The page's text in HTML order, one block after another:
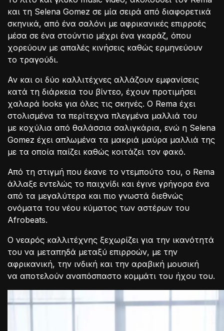
και τη Selena Gomez σε μία σειρά από διαφορετικά
σκηνικά, από ένα σαλόνι με αφρικανικές επιρροές
μέσα σε ένα στούντιο μέχρι ένα γκαράζ, όπου
χορεύουν με απαλές κινήσεις καθώς ερμηνεύουν
το τραγούδι.
Αν και οι δύο καλλιτέχνες αλλάζουν εμφανίσεις
κατά τη διάρκεια του βίντεο, έχουν προτιμήσει
χαλαρά looks για όλες τις σκηνές. Ο Rema έχει
στολισμένα τα περίτεχνα πλεγμένα μαλλιά του
με κοχύλια από θαλάσσια σαλιγκάρια, ενώ η Selena
Gomez έχει απλωμένα τα μακριά μαύρα μαλλιά της
με τα οποία παίζει καθώς κοιτάζει τον φακό.
Από τη στιγμή που έκανε το ντεμπούτο του, ο Rema
άλλαξε εντελώς το παιχνίδι και έγινε γρήγορα ένα
από τα μεγαλύτερα και πιο γνωστά διεθνώς
ονόματα του νέου κύματος των αστέρων του
Afrobeats.
Ο νεαρός καλλιτέχνης ξεχωρίζει για την ικανότητά
του να μεταπηδά μεταξύ επιρροών, με την
αφρικανική, την ινδική και την αραβική μουσική
να αποτελούν αναπόσπαστο κομμάτι του ήχου του.